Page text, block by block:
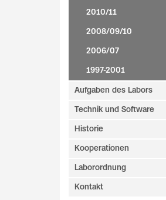
2010/11
2008/09/10
2006/07
1997-2001
Aufgaben des Labors
Technik und Software
Historie
Kooperationen
Laborordnung
Kontakt